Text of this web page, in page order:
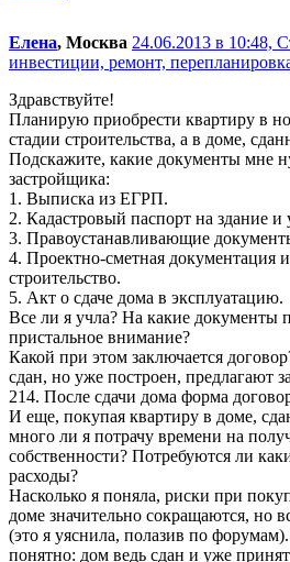
Елена, Москва 24.06.2013 в 10:48,
инвестиции, ремонт,
Здравствуйте!
Планирую приобрести квартиру в
стадии строительства, а в доме,
Подскажите, какие документы мне
застройщика:
1. Выписка из ЕГРП.
2. Кадастровый паспорт на здание и
3. Правоустанавливающие
4. Проектно-сметная документация
строительство.
5. Акт о сдаче дома в эксплуатацию.
Все ли я учла? На какие документы
пристальное внимание?
Какой при этом заключается
сдан, но уже построен,
214. После сдачи дома форма
И еще, покупая квартиру в доме,
много ли я потрачу времени на
собственности? Потребуются ли
расходы?
Насколько я поняла, риски при
доме значительно сокращаются, но
(это я уяснила, полазив по
понятно: дом ведь сдан и уже